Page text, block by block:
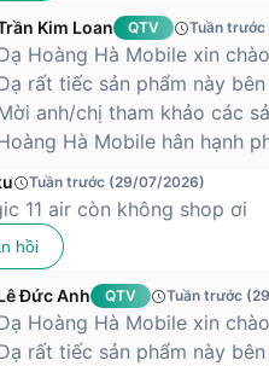
Kim Loan QTV Tuần
Hoàng Hà Mobile xin
rất tiếc sản phẩm này
anh/chị tham khảo các
Hà Mobile hân hạnh
Tuần trước (29/07/2026)
11 air còn không shop ơi
hồi
Đức Anh QTV Tuần trước
Hoàng Hà Mobile xin
rất tiếc sản phẩm này